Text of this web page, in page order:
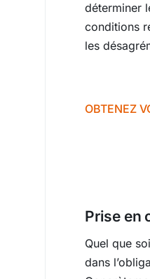
déterminer
conditions
les
OBTENEZ
Prise en
Quel que
dans